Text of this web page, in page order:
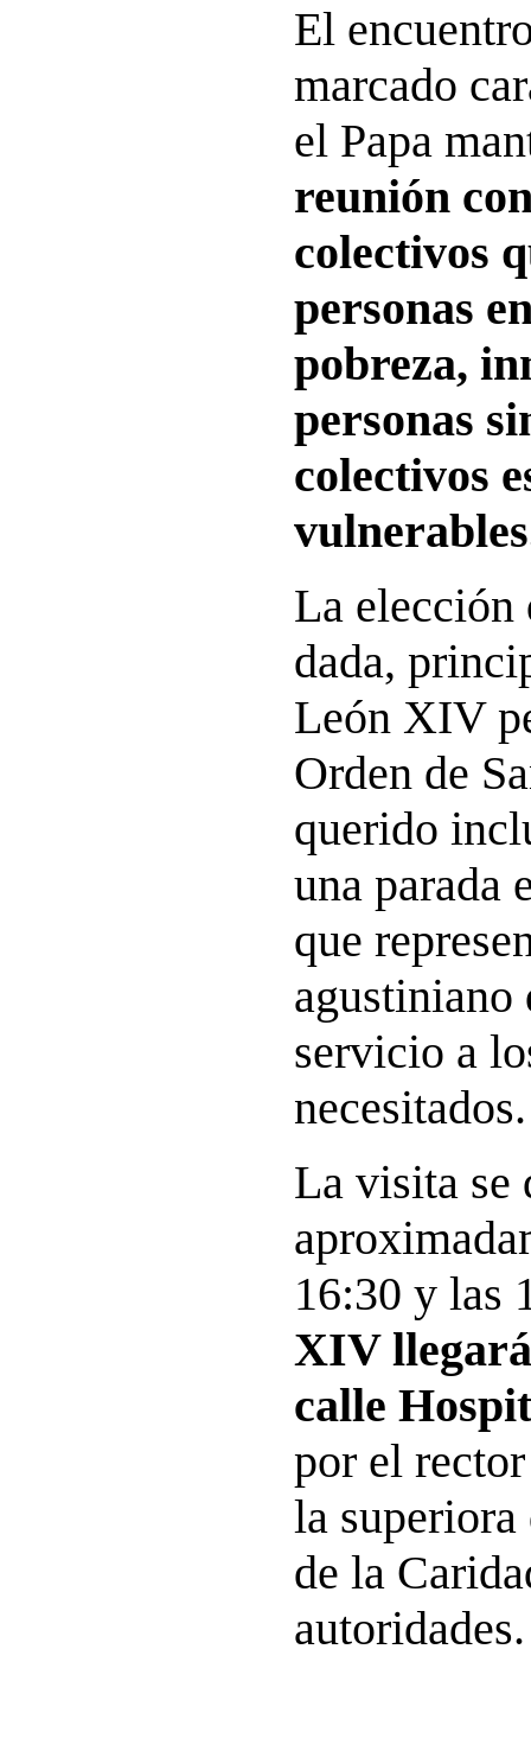
El
marcado
el Papa
reunión
colectivos
personas
pobreza,
personas
colectivos
La elección
dada,
León XIV
Orden de
querido
una parada
que
agustiniano
servicio a
necesitados.
La visita se
16:30 y las
XIV
calle
por el
la
de la
autoridades.